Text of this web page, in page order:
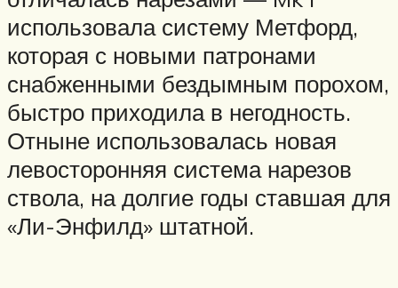
использовала систему Метфорд,
которая с новыми патронами
снабженными бездымным порохом,
быстро приходила в негодность.
Отныне использовалась новая
левосторонняя система нарезов
ствола, на долгие годы ставшая для
«Ли-Энфилд» штатной.